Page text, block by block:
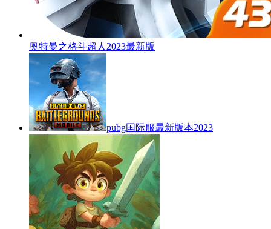
奥特曼之格斗超人2023最新版
pubg国际服最新版本2023